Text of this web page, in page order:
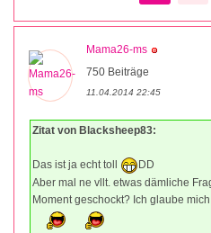
Mama26-ms
750 Beiträge
11.04.2014 22:45
Zitat von Blacksheep83:
Das ist ja echt toll
DD
Aber mal ne vllt. etwas dämliche
Moment geschockt? Ich glaube